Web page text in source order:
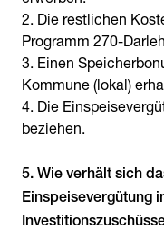
Die restlichen
Programm 270-
Einen
Kommune (lokal)
Die
beziehen.
5. Wie verhält sich
Einspeisevergütung